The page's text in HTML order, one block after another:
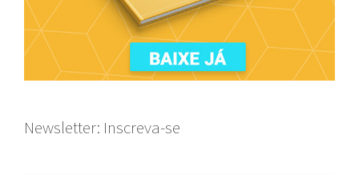
Newsletter: Inscreva-se